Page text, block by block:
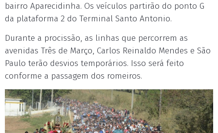
bairro Aparecidinha. Os veículos partirão do ponto G
da plataforma 2 do Terminal Santo Antonio.
Durante a procissão, as linhas que percorrem as
avenidas Três de Março, Carlos Reinaldo Mendes e São
Paulo terão desvios temporários. Isso será feito
conforme a passagem dos romeiros.